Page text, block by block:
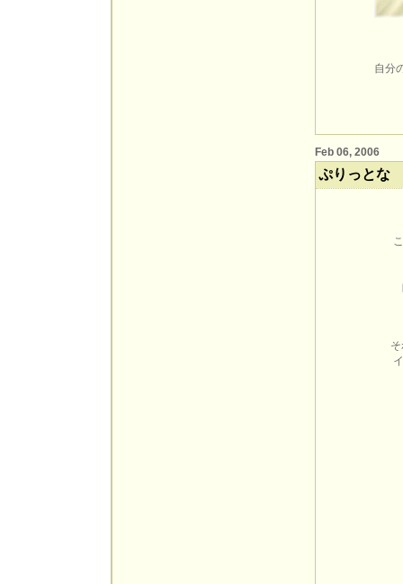
自分
Feb 06, 2006
ぷりっとな